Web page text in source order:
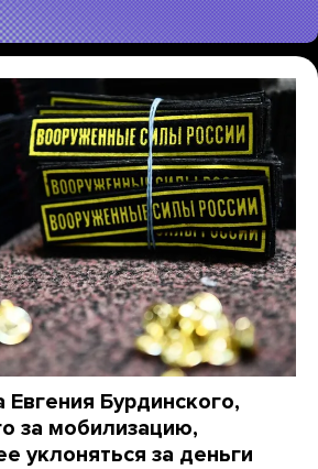
Бурдинского,
за мобилизацию,
уклоняться за деньги